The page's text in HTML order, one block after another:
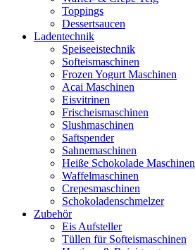
Toppings
Dessertsaucen
Ladentechnik
Speiseeistechnik
Softeismaschinen
Frozen Yogurt Maschinen
Acai Maschinen
Eisvitrinen
Frischeismaschinen
Slushmaschinen
Saftspender
Sahnemaschinen
Heiße Schokolade Maschinen
Waffelmaschinen
Crepesmaschinen
Schokoladenschmelzer
Zubehör
Eis Aufsteller
Tüllen für Softeismaschinen